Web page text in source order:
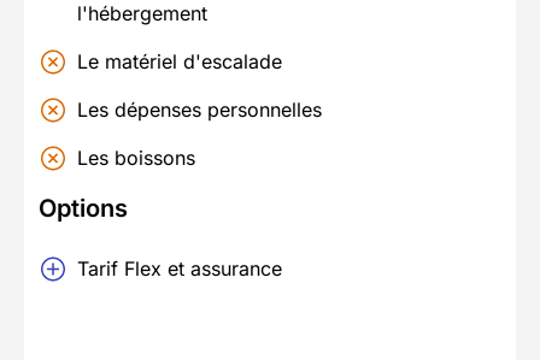
l'hébergement
Le matériel d'escalade
Les dépenses personnelles
Les boissons
Options
Tarif Flex et assurance